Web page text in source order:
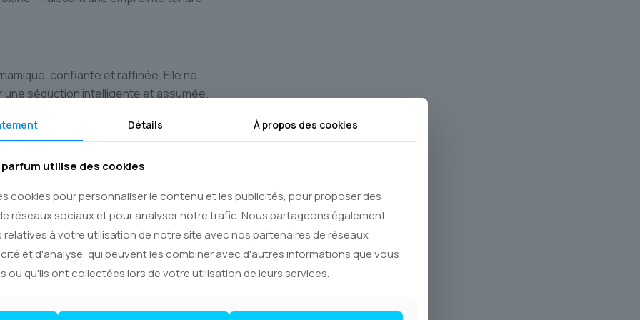
confiante et raffinée. Elle ne
séduction intelligente et assumée.
originaux** et intemporels,
modernité. Il se porte aussi bien le
que le soir, où il révèle toute
Sérénité
expérience d’achat d’exception.
est un **parfum original**,
de la maison Gucci. Notre
et nous assurons une
dans tout le **Canada**.
Détails À propos des cookies
parfum utilise des cookies
cookies pour personnaliser le contenu et les publicités, pour proposer des
réseaux sociaux et pour analyser notre trafic. Nous partageons également
à votre utilisation de notre site avec nos partenaires de réseaux
et d'analyse, qui peuvent les combiner avec d'autres informations que vous
ou qu'ils ont collectées lors de votre utilisation de leurs services.